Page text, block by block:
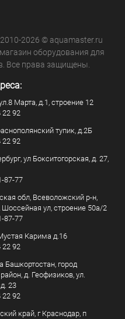
2026 © aquamaster.ru
оборудования для
Все права защищены.
Марта, д.1, строение 12
22 92
тупик, д.2Б
22 92
ул Бокситогорская, д. 27,
87-77
обл, Всеволожский р-н,
Шоссейная ул, строение 50а/2
87-77
Карима д.16
22 92
Башкортостан, город
д. Геофизиков, ул.
23
22 92
край, г Краснодар, п